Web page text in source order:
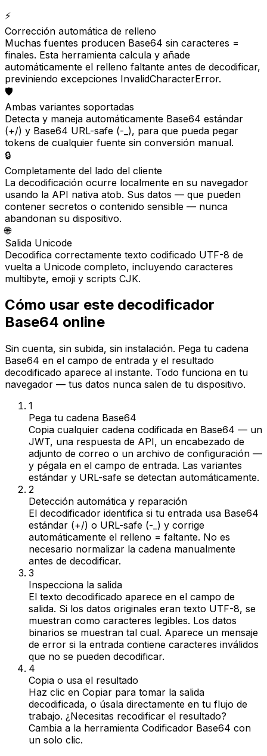
⚡
Corrección automática de relleno
Muchas fuentes producen Base64 sin caracteres =
finales. Esta herramienta calcula y añade
automáticamente el relleno faltante antes de decodificar,
previniendo excepciones InvalidCharacterError.
🛡️
Ambas variantes soportadas
Detecta y maneja automáticamente Base64 estándar
(+/) y Base64 URL-safe (-_), para que pueda pegar
tokens de cualquier fuente sin conversión manual.
🔒
Completamente del lado del cliente
La decodificación ocurre localmente en su navegador
usando la API nativa atob. Sus datos — que pueden
contener secretos o contenido sensible — nunca
abandonan su dispositivo.
🌐
Salida Unicode
Decodifica correctamente texto codificado UTF-8 de
vuelta a Unicode completo, incluyendo caracteres
multibyte, emoji y scripts CJK.
Cómo usar este decodificador
Base64 online
Sin cuenta, sin subida, sin instalación. Pega tu cadena
Base64 en el campo de entrada y el resultado
decodificado aparece al instante. Todo funciona en tu
navegador — tus datos nunca salen de tu dispositivo.
1
Pega tu cadena Base64
Copia cualquier cadena codificada en Base64 — un
JWT, una respuesta de API, un encabezado de
adjunto de correo o un archivo de configuración —
y pégala en el campo de entrada. Las variantes
estándar y URL-safe se detectan automáticamente.
2
Detección automática y reparación
El decodificador identifica si tu entrada usa Base64
estándar (+/) o URL-safe (-_) y corrige
automáticamente el relleno = faltante. No es
necesario normalizar la cadena manualmente
antes de decodificar.
3
Inspecciona la salida
El texto decodificado aparece en el campo de
salida. Si los datos originales eran texto UTF-8, se
muestran como caracteres legibles. Los datos
binarios se muestran tal cual. Aparece un mensaje
de error si la entrada contiene caracteres inválidos
que no se pueden decodificar.
4
Copia o usa el resultado
Haz clic en Copiar para tomar la salida
decodificada, o úsala directamente en tu flujo de
trabajo. ¿Necesitas recodificar el resultado?
Cambia a la herramienta Codificador Base64 con
un solo clic.